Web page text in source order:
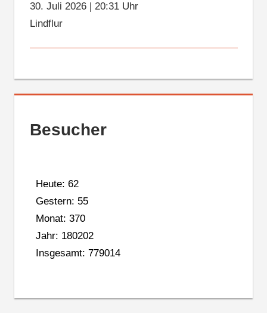
30. Juli 2026| 20:31 Uhr
Lindflur
Besucher
Heute: 62
Gestern: 55
Monat: 370
Jahr: 180202
Insgesamt: 779014